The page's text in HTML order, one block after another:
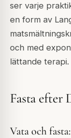
ser varje
en form av
och med
lättande terapi.
Fasta efter
Vata och